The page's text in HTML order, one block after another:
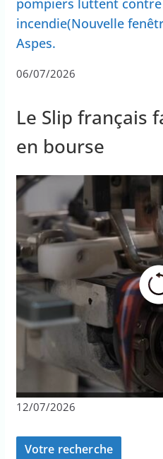
incendie(Nouvelle
Aspes.
06/07/2026
Le Slip français
en bourse
12/07/2026
Votre recherche